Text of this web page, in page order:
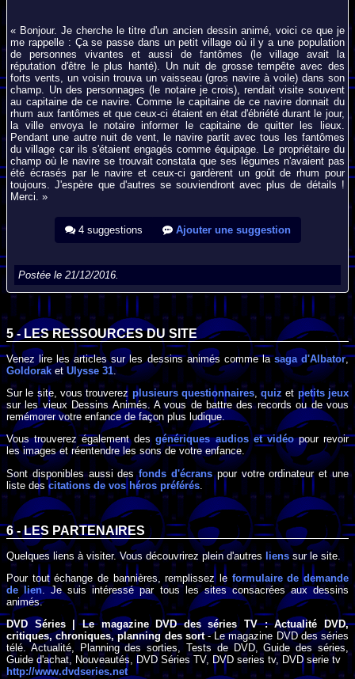
« Bonjour. Je cherche le titre d'un ancien dessin animé, voici ce que je
me rappelle : Ça se passe dans un petit village où il y a une population
de personnes vivantes et aussi de fantômes (le village avait la
réputation d'être le plus hanté). Un nuit de grosse tempête avec des
forts vents, un voisin trouva un vaisseau (gros navire à voile) dans son
champ. Un des personnages (le notaire je crois), rendait visite souvent
au capitaine de ce navire. Comme le capitaine de ce navire donnait du
rhum aux fantômes et que ceux-ci étaient en état d'ébriété durant le jour,
la ville envoya le notaire informer le capitaine de quitter les lieux.
Pendant une autre nuit de vent, le navire partit avec tous les fantômes
du village car ils s'étaient engagés comme équipage. Le propriétaire du
champ où le navire se trouvait constata que ses légumes n'avaient pas
été écrasés par le navire et ceux-ci gardèrent un goût de rhum pour
toujours. J'espère que d'autres se souviendront avec plus de détails !
Merci. »
4 suggestions Ajouter une suggestion
Postée le 21/12/2016.
5 - LES RESSOURCES DU SITE
Venez lire les articles sur les dessins animés comme lasaga d'Albator,
Goldorak et Ulysse 31.
Sur le site, vous trouverez plusieurs questionnaires,quiz et petits jeux
sur les vieux Dessins Animés. A vous de battre des records ou de vous
remémorer votre enfance de façon plus ludique.
Vous trouverez également desgénériques audios et vidéopour revoir
les images et réentendre les sons de votre enfance.
Sont disponibles aussi desfonds d'écranspour votre ordinateur et une
liste des citations de vos héros préférés
6 - LES PARTENAIRES
Quelques liens à visiter. Vous découvrirez plein d'autres lienssur le site.
Pour tout échange de bannières, remplissez le formulaire de demande
de lien. Je suis intéressé par tous les sites consacrées aux dessins
animés.
DVD Séries | Le magazine DVD des séries TV : Actualité DVD,
critiques, chroniques, planning des sort- Le magazine DVD des séries
télé. Actualité, Planning des sorties, Tests de DVD, Guide des séries,
Guide d'achat, Nouveautés, DVD Séries TV, DVD series tv, DVD serie tv
http://www.dvdseries.net